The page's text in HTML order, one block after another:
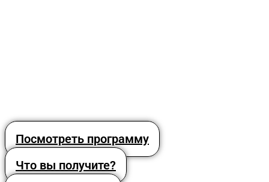
Посмотреть программу
Что вы получите?